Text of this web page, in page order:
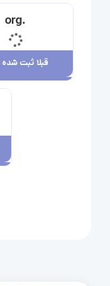
23,710,000 ریال
.org
قبلا ثبت